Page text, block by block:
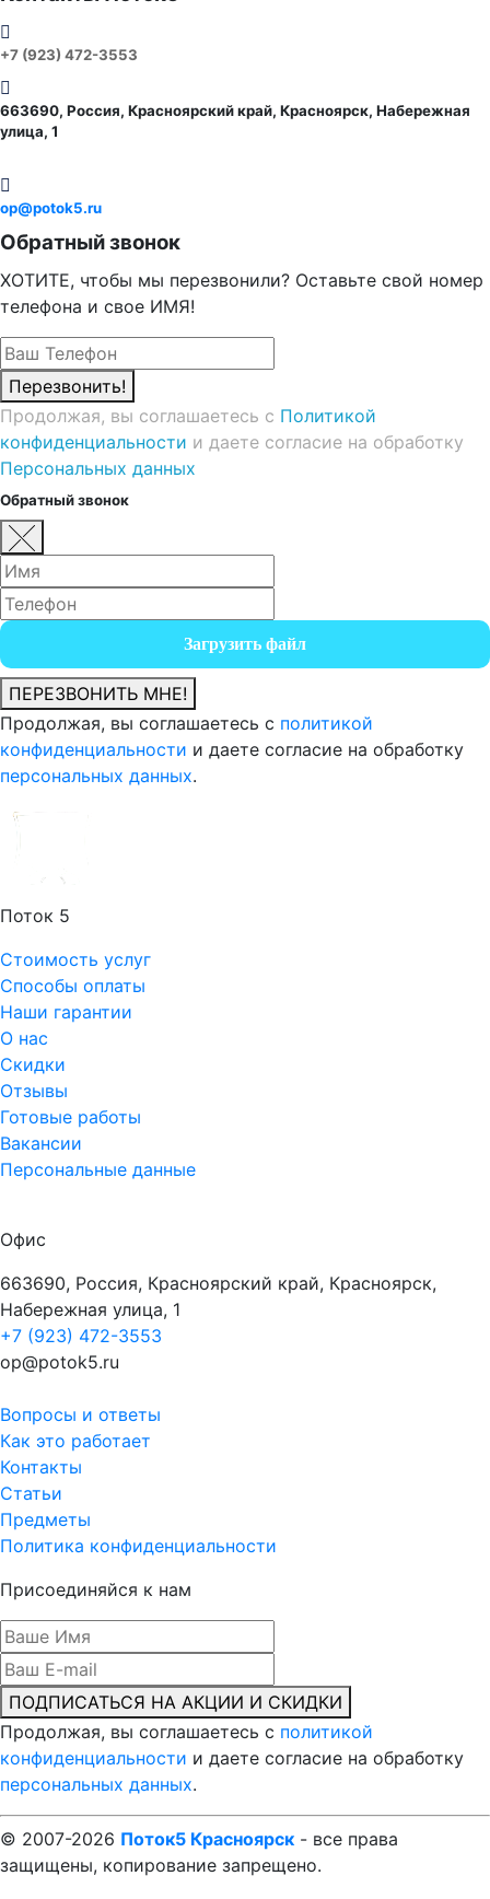
+7 (923) 472-3553
663690, Россия, Красноярский край, Красноярск, Набережная
улица, 1
op@potok5.ru
Обратный звонок
ХОТИТЕ, чтобы мы перезвонили? Оставьте свой номер
телефона и свое ИМЯ!
Перезвонить!
Продолжая, вы соглашаетесь с Политикой
конфиденциальности и даете согласие на обработку
Персональных данных
Обратный звонок
Загрузить файл
ПЕРЕЗВОНИТЬ МНЕ!
Продолжая, вы соглашаетесь с политикой
конфиденциальности и даете согласие на обработку
персональных данных.
Поток 5
Стоимость услуг
Способы оплаты
Наши гарантии
О нас
Скидки
Отзывы
Готовые работы
Вакансии
Персональные данные
Офис
663690, Россия, Красноярский край, Красноярск,
Набережная улица, 1
+7 (923) 472-3553
op@potok5.ru
Вопросы и ответы
Как это работает
Контакты
Статьи
Предметы
Политика конфиденциальности
Присоединяйся к нам
ПОДПИСАТЬСЯ НА АКЦИИ И СКИДКИ
Продолжая, вы соглашаетесь с политикой
конфиденциальности и даете согласие на обработку
персональных данных.
© 2007-2026 Поток5 Красноярск - все права
защищены, копирование запрещено.